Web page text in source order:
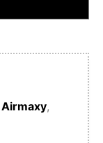
Airmaxy,